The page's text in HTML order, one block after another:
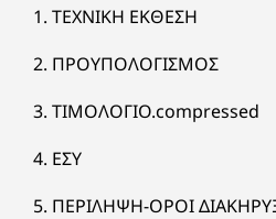
1. ΤΕΧΝΙΚΗ ΕΚΘΕΣΗ
2. ΠΡΟΥΠΟΛΟΓΙΣΜΟΣ
3. ΤΙΜΟΛΟΓΙΟ.compressed
4. ΕΣΥ
5. ΠΕΡΙΛΗΨΗ-ΟΡΟΙ